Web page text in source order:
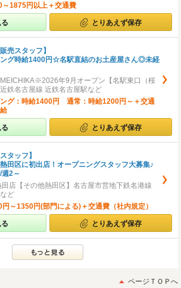
～1875円以上＋交通費
とりあえず保存
売スタッフ】
グ時給1400円☆名駅直結のお土産屋さん◎未経
年9月オープン【名駅東口（桜
鉄名古屋線 近鉄名古屋駅など
グ：時給1400円 通常：時給1200円～＋交通
とりあえず保存
タッフ】
田区に初出店！オープニングスタッフ大募集♪
2～
田店【その他熱田区】名古屋市営地下鉄名港線
ど
～1350円(部門による)＋交通費（社内規定）
とりあえず保存
ページＴＯＰへ